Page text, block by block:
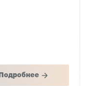
Подробнее